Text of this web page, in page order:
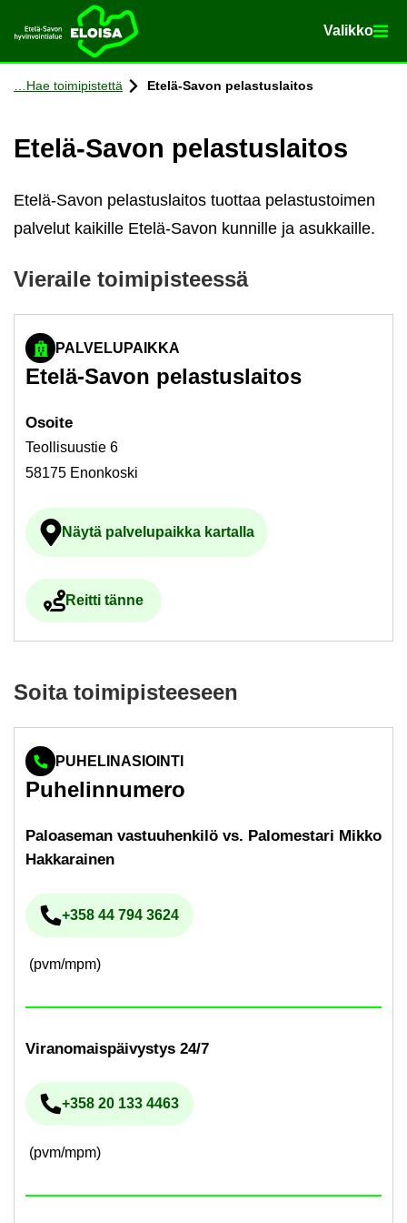
Etusi­vu Va­lik­ko
Va­lik­ko
Siir­ry si­säl­töön
Hae toi­mi­pis­tet­tä Etelä-​Savon pe­las­tus­lai­tos
Etelä-​Savon pe­las­tus­lai­tos
Etelä-Savon pelastuslaitos tuottaa pelastustoimen
palvelut kaikille Etelä-Savon kunnille ja asukkaille.
Vie­rai­le toi­mi­pis­tees­sä
PALVELUPAIKKA
Etelä-​Savon pe­las­tus­lai­tos
Osoi­te
Teollisuustie 6
58175 Enonkoski
Ul­koi­nen pal­ve­lu avau­tuu uu­del­le
Näytä pal­ve­lu­paik­ka kar­tal­la
Ul­koi­nen pal­ve­lu avau­tuu uu­del­le vä­li­leh­del­le
Reit­ti tänne
Soita toi­mi­pis­tee­seen
PUHELINASIOINTI
Pu­he­lin­nu­me­ro
Pa­loa­se­man vas­tuu­hen­ki­lö vs. Pa­lo­mes­ta­ri Mikko
Hak­ka­rai­nen
Pu­he­lin­nu­me­ro
+358 44 794 3624
(pvm/mpm)
Vi­ran­omais­päi­vys­tys 24/7
Pu­he­lin­nu­me­ro
+358 20 133 4463
(pvm/mpm)